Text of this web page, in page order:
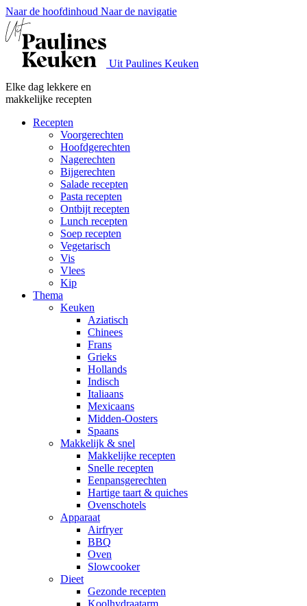
Naar de hoofdinhoud Naar de navigatie
Uit Paulines Keuken
Elke dag lekkere en
makkelijke recepten
Recepten
Voorgerechten
Hoofdgerechten
Nagerechten
Bijgerechten
Salade recepten
Pasta recepten
Ontbijt recepten
Lunch recepten
Soep recepten
Vegetarisch
Vis
Vlees
Kip
Thema
Keuken
Aziatisch
Chinees
Frans
Grieks
Hollands
Indisch
Italiaans
Mexicaans
Midden-Oosters
Spaans
Makkelijk & snel
Makkelijke recepten
Snelle recepten
Eenpansgerechten
Hartige taart & quiches
Ovenschotels
Apparaat
Airfryer
BBQ
Oven
Slowcooker
Dieet
Gezonde recepten
Koolhydraatarm